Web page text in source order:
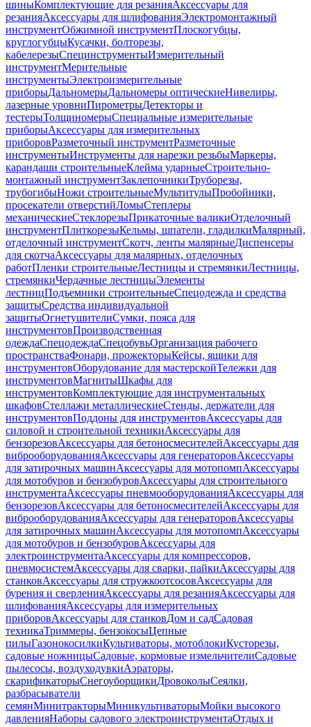
шиныКомплектующие для резанияАксессуары для
резанияАксессуары для шлифованияЭлектромонтажный
инструментОбжимной инструментПлоскогубцы,
круглогубцыКусачки, болторезы,
кабелерезыСпецинструментыИзмерительный
инструментМерительные
инструментыЭлектроизмерительные
приборыДальномерыДальномеры оптическиеНивелиры,
лазерные уровниПирометрыДетекторы и
тестерыТолщиномерыСпециальные измерительные
приборыАксессуары для измерительных
приборовРазметочный инструментРазметочные
инструментыИнструменты для нарезки резьбыМаркеры,
карандаши строительныеКлейма ударныеСтроительно-
монтажный инструментЗаклепочникиТруборезы,
трубогибыНожи строительныеМультитулыПробойники,
просекатели отверстийЛомыСтеплеры
механическиеСтеклорезыПрикаточные валикиОтделочный
инструментПлиткорезыКельмы, шпатели, гладилкиМалярный,
отделочный инструментСкотч, ленты малярныеДиспенсеры
для скотчаАксессуары для малярных, отделочных
работПленки строительныеЛестницы и стремянкиЛестницы,
стремянкиЧердачные лестницыЭлементы
лестницПодъемники строительныеСпецодежда и средства
защитыСредства индивидуальной
защитыОгнетушителиСумки, пояса для
инструментовПроизводственная
одеждаСпецодеждаСпецобувьОрганизация рабочего
пространстваФонари, прожекторыКейсы, ящики для
инструментовОборудование для мастерскойТележки для
инструментовМагнитыШкафы для
инструментовКомплектующие для инструментальных
шкафовСтеллажи металлическиеСтенды, держатели для
инструментовПоддоны для инструментовАксессуары для
силовой и строительной техникиАксессуары для
бензорезовАксессуары для бетоносмесителейАксессуары для
виброоборудованияАксессуары для генераторовАксессуары
для затирочных машинАксессуары для мотопомпАксессуары
для мотобуров и бензобуровАксессуары для строительного
инструментаАксессуары пневмооборудованияАксессуары для
бензорезовАксессуары для бетоносмесителейАксессуары для
виброоборудованияАксессуары для генераторовАксессуары
для затирочных машинАксессуары для мотопомпАксессуары
для мотобуров и бензобуровАксессуары для
электроинструментаАксессуары для компрессоров,
пневмосистемАксессуары для сварки, пайкиАксессуары для
станковАксессуары для стружкоотсосовАксессуары для
бурения и сверленияАксессуары для резанияАксессуары для
шлифованияАксессуары для измерительных
приборовАксессуары для станковДом и садСадовая
техникаТриммеры, бензокосыЦепные
пилыГазонокосилкиКультиваторы, мотоблокиКусторезы,
садовые ножницыСадовые, кормовые измельчителиСадовые
пылесосы, воздуходувкиАэраторы,
скарификаторыСнегоуборщикиДровоколыСеялки,
разбрасыватели
семянМинитракторыМиникультиваторыМойки высокого
давленияНаборы садового электроинструментаОтдых и